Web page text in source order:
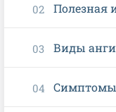
Полезная
Виды